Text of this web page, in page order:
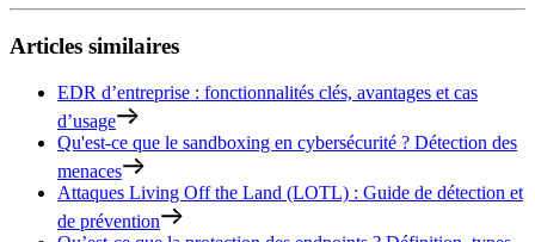
Articles similaires
EDR d’entreprise : fonctionnalités clés, avantages et cas
d’usage
Qu'est-ce que le sandboxing en cybersécurité ? Détection des
menaces
Attaques Living Off the Land (LOTL) : Guide de détection et
de prévention